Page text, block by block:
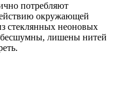
потребляют
окружающей
стеклянных неоновых
бесшумны, лишены нитей